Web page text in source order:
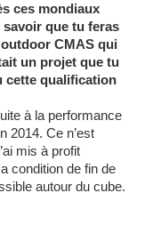
ces mondiaux
savoir que tu feras
CMAS qui
un projet que tu
cette qualification
à la performance
2014. Ce n’est
mis à profit
condition de fin de
autour du cube.